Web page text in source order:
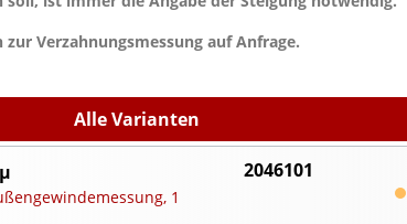
Verzahnungsmessung auf Anfrage.
Alle Varianten
1
2046101